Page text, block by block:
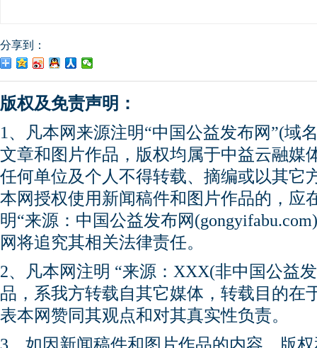
分享到：
版权及免责声明：
1、凡本网来源注明“中国公益发布网”(域
文章和图片作品，版权均属于中益云融媒
任何单位及个人不得转载、摘编或以其它
本网授权使用新闻稿件和图片作品的，应
明“来源：中国公益发布网
网将追究其相关法律责任。
2、凡本网注明 “来源：XXX(非中国公益
品，系我方转载自其它媒体，转载目的在
表本网赞同其观点和对其真实性负责。
3、如因新闻稿件和图片作品的内容、版